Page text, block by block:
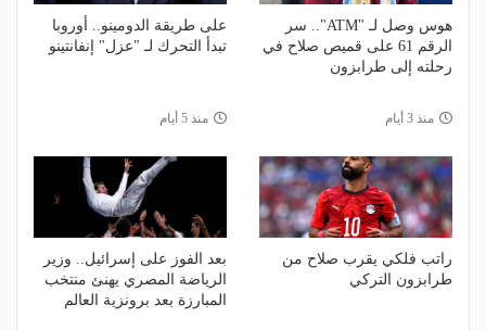
هوس وصل لـ "ATM".. سر
الرقم 61 على قميص صلاح في
رحلته إلى طرابزون
منذ 3 أيام
على طريقة الدومينو.. أوروبا
تبدأ التحرك لـ "عزل" إنفانتينو
منذ 5 أيام
راتب فلكي يقرب صلاح من
طرابزون التركي
بعد الفوز على إسرائيل.. وزير
الرياضة المصري يهنئ منتخب
المبارزة بعد برونزية العالم